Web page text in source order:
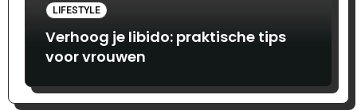
LIFESTYLE
Verhoog je libido: praktische tips
voor vrouwen